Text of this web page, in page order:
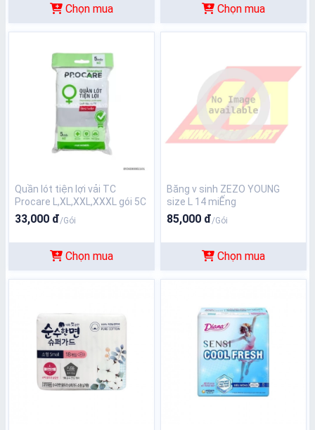
Chọn mua Chọn mua
Quần lót tiện lợi vải TC
Procare L,XL,XXL,XXXL gói 5C
33,000 đ/Gói
Chọn mua
Băng v sinh ZEZO YOUNG
size L 14 miẾng
85,000 đ/Gói
Chọn mua